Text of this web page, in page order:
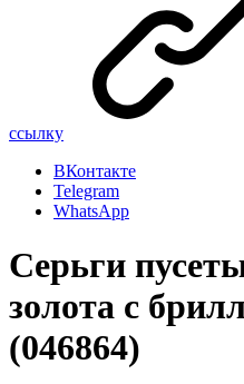
ссылку
ВКонтакте
Telegram
WhatsApp
Серьги
золота с
(046864)